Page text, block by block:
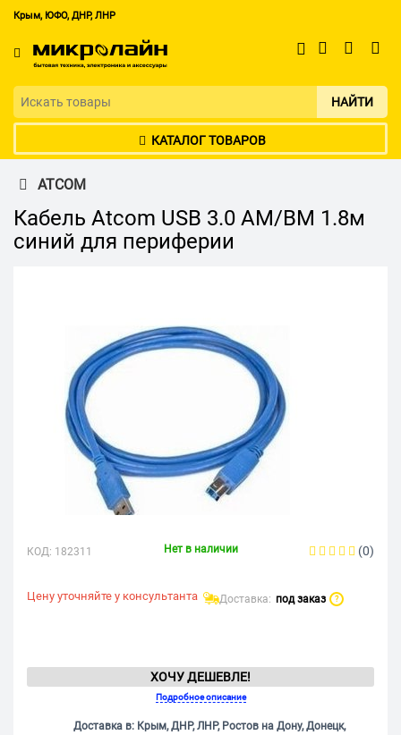
Крым, ЮФО, ДНР, ЛНР
НАЙТИ
КАТАЛОГ ТОВАРОВ
ATCOM
Кабель Atcom USB 3.0 AM/BM 1.8м
синий для периферии
КОД: 182311 Нет в наличии (0)
Цену уточняйте у консультанта Доставка: под заказ ?
ХОЧУ ДЕШЕВЛЕ!
Подробное описание
Доставка в: Крым, ДНР, ЛНР, Ростов на Дону, Донецк,